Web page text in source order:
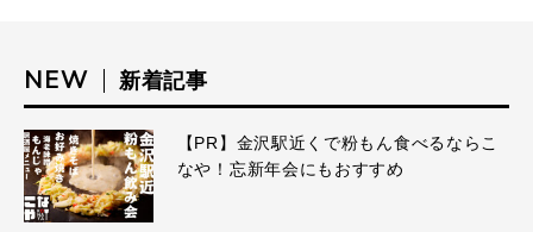
NEW 新着記事
【PR】金沢駅近くで粉もん食べるならこ
なや！忘新年会にもおすすめ